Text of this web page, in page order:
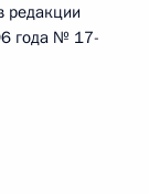
редакции
года № 17-